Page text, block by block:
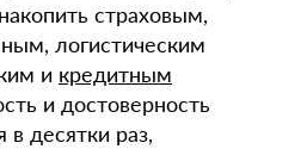
страховым,
логистическим
и кредитным
и достоверность
десятки раз,